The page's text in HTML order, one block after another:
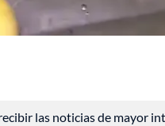
las noticias de mayor